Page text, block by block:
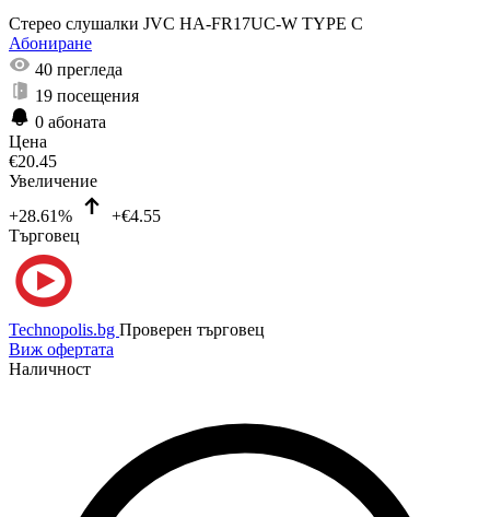
Стерео слушалки JVC HA-FR17UC-W TYPE C
Абониране
40 прегледа
19 посещения
0 абоната
Цена
€20.45
Увеличение
+28.61%
+€4.55
Търговец
Technopolis.bg Проверен търговец
Виж офертата
Наличност